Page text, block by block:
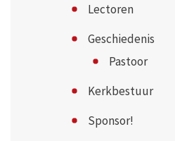
Lectoren
Geschiedenis
Pastoor
Kerkbestuur
Sponsor!